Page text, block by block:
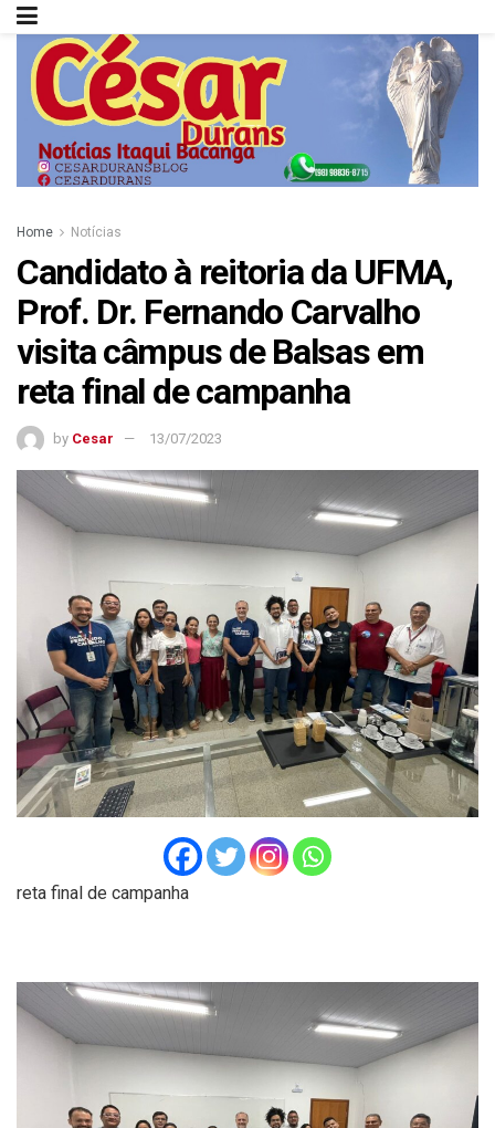
Home Notícias
Candidato à reitoria da UFMA,
Prof. Dr. Fernando Carvalho
visita câmpus de Balsas em
reta final de campanha
by Cesar 13/07/2023
reta final de campanha